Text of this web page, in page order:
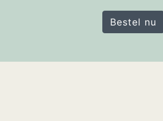
Bestel nu